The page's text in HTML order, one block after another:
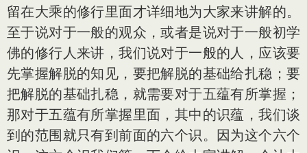
留在大乘的修行里面才详细地为大家来讲解的。
至于说对于一般的观众，或者是说对于一般初学
佛的修行人来讲，我们说对于一般的人，应该要
先掌握解脱的知见，要把解脱的基础给扎稳；要
把解脱的基础扎稳，就需要对于五蕴有所掌握；
那对于五蕴有所掌握里面，其中的识蕴，我们谈
到的范围就只有到前面的六个识。因为这个六个